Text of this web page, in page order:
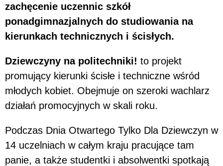
zachęcenie uczennic szkół
ponadgimnazjalnych do studiowania na
kierunkach technicznych i ścisłych.
Dziewczyny na politechniki! to projekt
promujący kierunki ścisłe i techniczne wśród
młodych kobiet. Obejmuje on szeroki wachlarz
działań promocyjnych w skali roku.
Podczas Dnia Otwartego Tylko Dla Dziewczyn w
14 uczelniach w całym kraju pracujące tam
panie, a także studentki i absolwentki spotkają